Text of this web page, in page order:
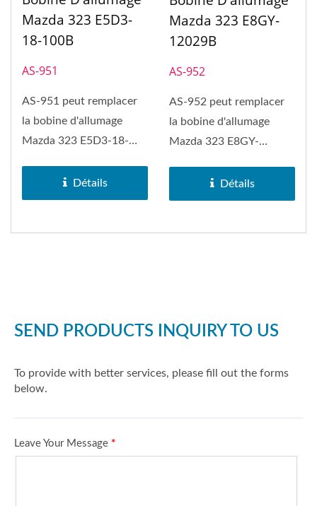
Mazda 323 E5D3-
18-100B
AS-951
AS-951 peut remplacer
la bobine d'allumage
Mazda 323 E5D3-18-
929, Mazda...Détails
Mazda 323 E8GY-
12029B
AS-952
AS-952 peut remplacer
la bobine d'allumage
Mazda 323 E8GY-
Mazda 929, Mazda...
Détails